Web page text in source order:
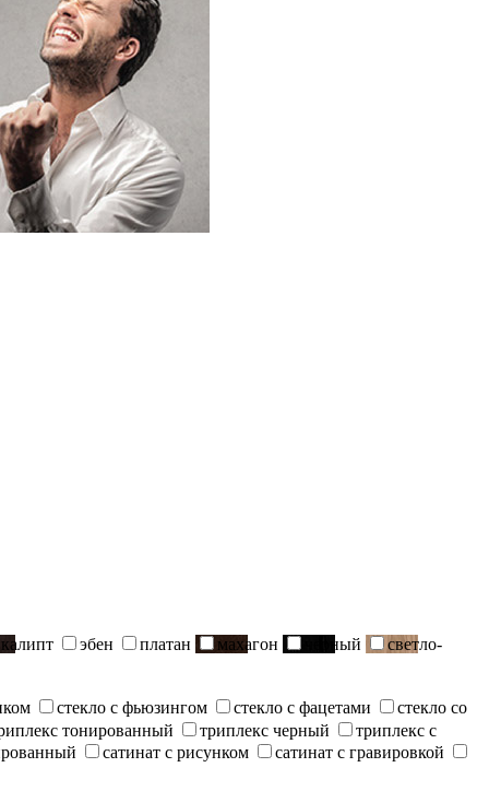
эбен платан махагон черный
светло-
стекло с фьюзингом стекло с фацетами
стекло со
тонированный триплекс черный
триплекс с
сатинат с рисунком
сатинат с гравировкой